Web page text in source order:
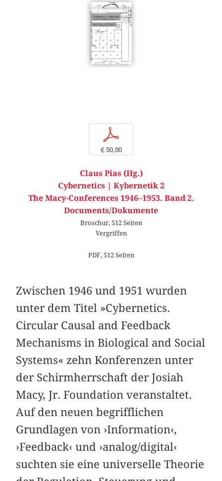
p
€ 50,00
Claus Pias (Hg.)
Cybernetics | Kybernetik 2
The Macy-Conferences 1946–1953. Band 2.
Documents/Dokumente
Broschur, 512 Seiten
Vergriffen
PDF, 512 Seiten
Zwischen 1946 und 1951 wurden
unter dem Titel »Cybernetics.
Circular Causal and Feedback
Mechanisms in Biological and Social
Systems« zehn Konferenzen unter
der Schirmherrschaft der Josiah
Macy, Jr. Foundation veranstaltet.
Auf den neuen begrifflichen
Grundlagen von ›Information‹,
›Feedback‹ und ›analog/digital‹
suchten sie eine universelle Theorie